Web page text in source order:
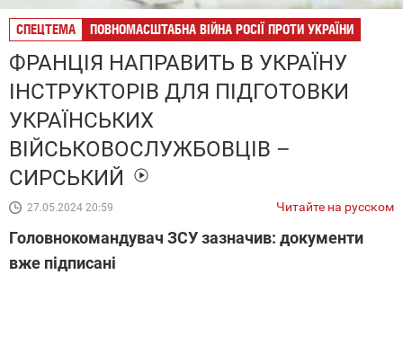
СПЕЦТЕМА ПОВНОМАСШТАБНА ВІЙНА РОСІЇ ПРОТИ УКРАЇНИ
ФРАНЦІЯ НАПРАВИТЬ В УКРАЇНУ
ІНСТРУКТОРІВ ДЛЯ ПІДГОТОВКИ
УКРАЇНСЬКИХ
ВІЙСЬКОВОСЛУЖБОВЦІВ –
СИРСЬКИЙ
27.05.2024 20:59 Читайте на русском
Головнокомандувач ЗСУ зазначив: документи
вже підписані